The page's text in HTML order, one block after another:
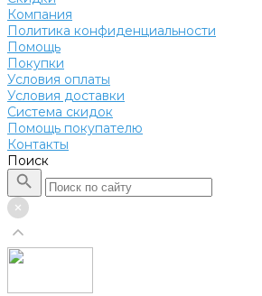
Компания
Политика конфиденциальности
Помощь
Покупки
Условия оплаты
Условия доставки
Система скидок
Помощь покупателю
Контакты
Поиск